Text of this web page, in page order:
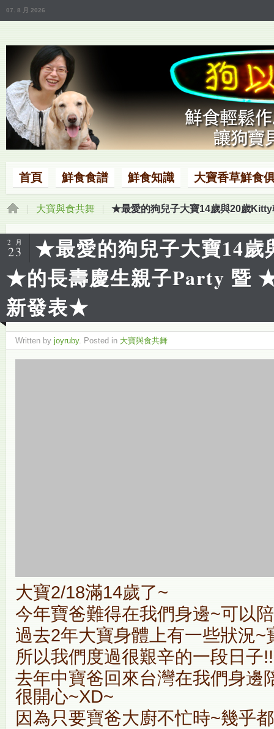
07. 8 月 2026
首頁 鮮食食譜 鮮食知識 大寶香草鮮食
大寶與食共舞 ★最愛的狗兒子大寶14歲與20歲
2 月
23
★最愛的狗兒子大寶14
★的長壽慶生親子Party 暨
新發表★
Written by joyruby. Posted in 大寶與食共舞
大寶2/18滿14歲了~
今年寶爸難得在我們身邊~可以
過去2年大寶身體上有一些狀況~
所以我們度過很艱辛的一段日子!!
去年中寶爸回來台灣在我們身邊
很開心~XD~
因為只要寶爸大廚不忙時~幾乎